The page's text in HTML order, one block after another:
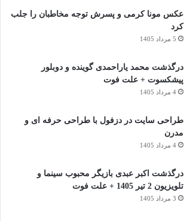
عکس مونا کرمی و پسرش توجه مخاطبان را جلب
کرد
5 مرداد 1405
درگذشت محمد یاراحمدی گوینده و دوبلور
پیشکسوت + علت فوت
4 مرداد 1405
طراحی سایت در دزفول با طراحی حرفه‌ ای و
مدرن
4 مرداد 1405
درگذشت اکبر عبدی بازیگر محبوب سینما و
تلویزیون 2 تیر 1405 + علت فوت
3 مرداد 1405